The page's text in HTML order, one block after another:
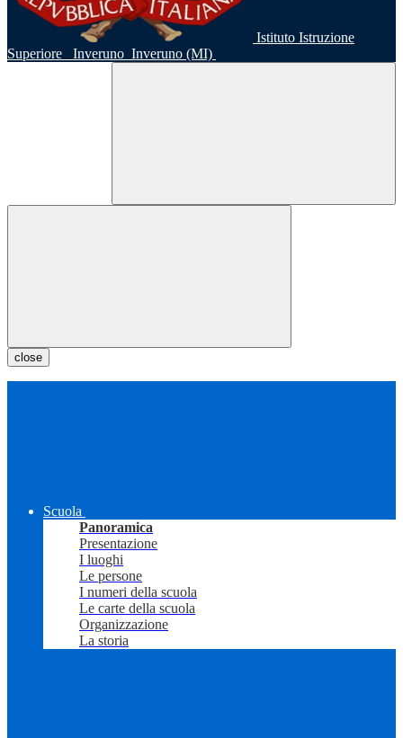
Istituto Istruzione
Superiore
Inveruno Inveruno (MI)
close
Scuola
Panoramica
Presentazione
I luoghi
Le persone
I numeri della scuola
Le carte della scuola
Organizzazione
La storia